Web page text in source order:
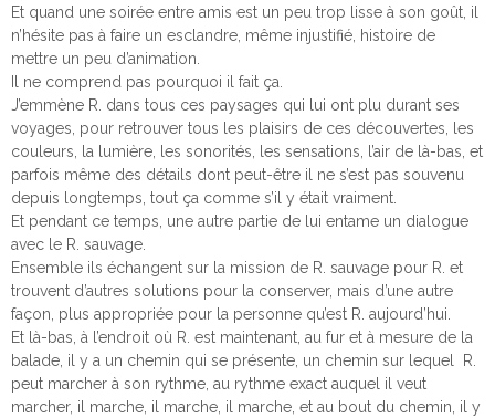
Et quand une soirée entre amis est un peu trop lisse à son goût, il
n’hésite pas à faire un esclandre, même injustifié, histoire de
mettre un peu d’animation.
Il ne comprend pas pourquoi il fait ça.
J’emmène R. dans tous ces paysages qui lui ont plu durant ses
voyages, pour retrouver tous les plaisirs de ces découvertes, les
couleurs, la lumière, les sonorités, les sensations, l’air de là-bas, et
parfois même des détails dont peut-être il ne s’est pas souvenu
depuis longtemps, tout ça comme s’il y était vraiment.
Et pendant ce temps, une autre partie de lui entame un dialogue
avec le R. sauvage.
Ensemble ils échangent sur la mission de R. sauvage pour R. et
trouvent d’autres solutions pour la conserver, mais d’une autre
façon, plus appropriée pour la personne qu’est R. aujourd’hui.
Et là-bas, à l’endroit où R. est maintenant, au fur et à mesure de la
balade, il y a un chemin qui se présente, un chemin sur lequel R.
peut marcher à son rythme, au rythme exact auquel il veut
marcher, il marche, il marche, il marche, et au bout du chemin, il y